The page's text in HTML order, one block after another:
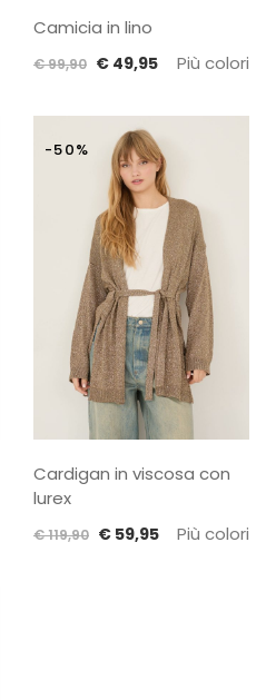
Camicia in lino
€99,90 Il
originale
era:
€ 99,90.
€ 49,95Il
attuale
è:
€ 49,95.
Più colori
-50%
Cardigan in viscosa con
lurex
€119,90 Il
€ 59,95Il
Più colori